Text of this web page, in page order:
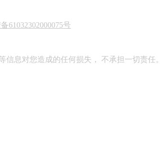
61032302000075号
息对您造成的任何损失， 不承担一切责任。